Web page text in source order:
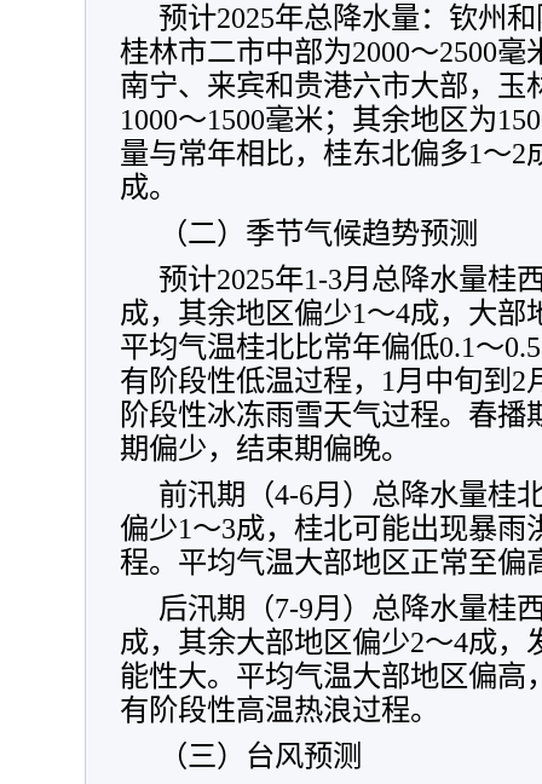
预计2025年总降水量：钦州
桂林市二市中部为2000～2500
南宁、来宾和贵港六市大部，玉
1000～1500毫米；其余地区为
量与常年相比，桂东北偏多1～2
成。
（二）季节气候趋势预测
预计2025年1-3月总降水量桂
成，其余地区偏少1～4成，大
平均气温桂北比常年偏低0.1～
有阶段性低温过程，1月中旬到2
阶段性冰冻雨雪天气过程。春播
期偏少，结束期偏晚。
前汛期（4-6月）总降水量桂
偏少1～3成，桂北可能出现暴雨
程。平均气温大部地区正常至偏
后汛期（7-9月）总降水量桂
成，其余大部地区偏少2～4成
能性大。平均气温大部地区偏高
有阶段性高温热浪过程。
（三）台风预测